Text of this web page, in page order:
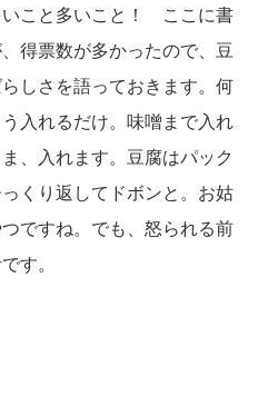
いこと多いこと！ ここに書
得票数が多かったので、豆
しさを語っておきます。何
入れるだけ。味噌まで入れ
、入れます。豆腐はパック
くり返してドボンと。お姑
ですね。でも、怒られる前
す。